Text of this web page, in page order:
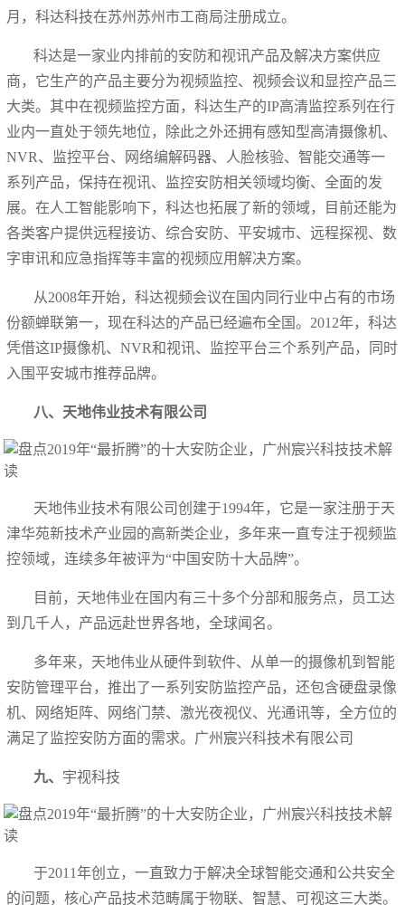
月，科达科技在苏州苏州市工商局注册成立。
科达是一家业内排前的安防和视讯产品及解决方案供应
商，它生产的产品主要分为视频监控、视频会议和显控产品三
大类。其中在视频监控方面，科达生产的IP高清监控系列在行
业内一直处于领先地位，除此之外还拥有感知型高清摄像机、
NVR、监控平台、网络编解码器、人脸核验、智能交通等一
系列产品，保持在视讯、监控安防相关领域均衡、全面的发
展。在人工智能影响下，科达也拓展了新的领域，目前还能为
各类客户提供远程接访、综合安防、平安城市、远程探视、数
字审讯和应急指挥等丰富的视频应用解决方案。
从2008年开始，科达视频会议在国内同行业中占有的市场
份额蝉联第一，现在科达的产品已经遍布全国。2012年，科达
凭借这IP摄像机、NVR和视讯、监控平台三个系列产品，同时
入围平安城市推荐品牌。
八、天地伟业技术有限公司
天地伟业技术有限公司创建于1994年，它是一家注册于天
津华苑新技术产业园的高新类企业，多年来一直专注于视频监
控领域，连续多年被评为“中国安防十大品牌”。
目前，天地伟业在国内有三十多个分部和服务点，员工达
到几千人，产品远赴世界各地，全球闻名。
多年来，天地伟业从硬件到软件、从单一的摄像机到智能
安防管理平台，推出了一系列安防监控产品，还包含硬盘录像
机、网络矩阵、网络门禁、激光夜视仪、光通讯等，全方位的
满足了监控安防方面的需求。广州宸兴科技术有限公司
九、 宇视科技
于2011年创立，一直致力于解决全球智能交通和公共安全
的问题，核心产品技术范畴属于物联、智慧、可视这三大类。